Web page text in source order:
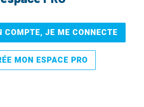
COMPTE, JE ME CONNECTE
MON ESPACE PRO